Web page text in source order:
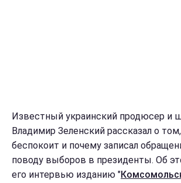
Известный украинский продюсер и
Владимир Зеленский рассказал о
беспокоит и почему записал
поводу выборов в президенты. Об
его интервью изданию "